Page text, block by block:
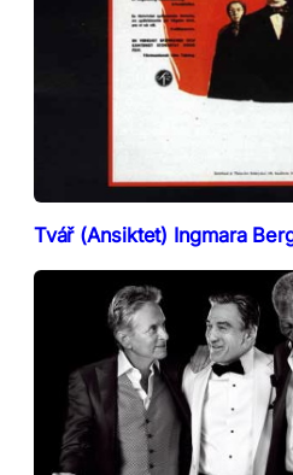
Tvář (Ansiktet) Ingmara